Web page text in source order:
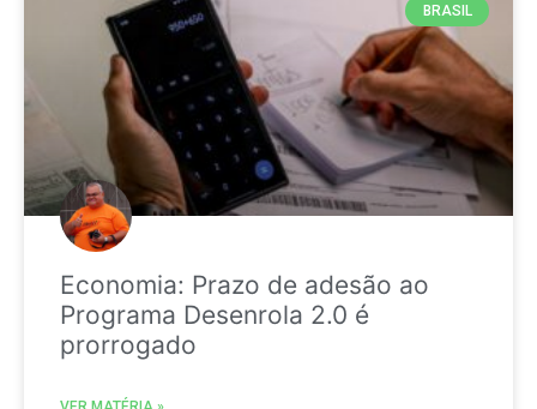
BRASIL
Economia: Prazo de adesão ao
Programa Desenrola 2.0 é
prorrogado